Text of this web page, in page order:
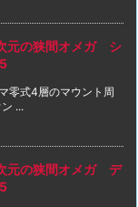
元の狭間オメガ シ
零式4層のマウント周
...
元の狭間オメガ デ